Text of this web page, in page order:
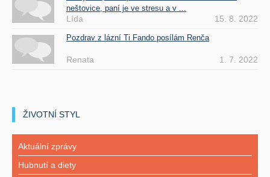
neštovice, paní je ve stresu a v ...
Lída 15. 8. 2022
Pozdrav z lázní Ti Fando posílám Renča
Renata 1. 7. 2022
ŽIVOTNÍ STYL
Aktuální zprávy
Hubnutí a diety